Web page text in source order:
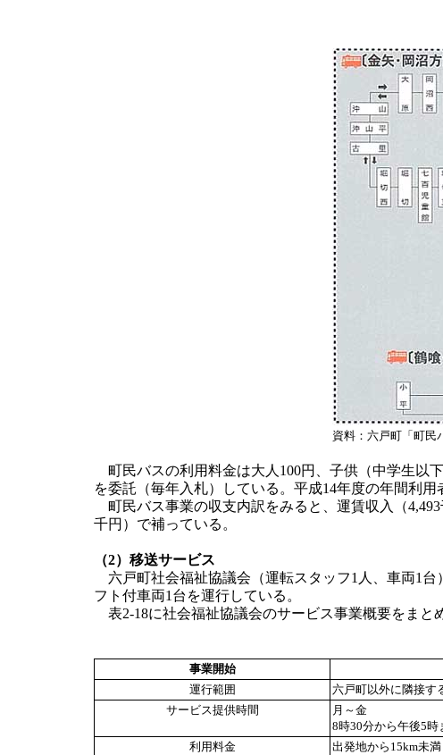
資料：六戸町「町民
町民バスの利用料金は大人100円、子供（中学生以
を委託（毎年入札）している。平成14年度の年間利用
町民バス事業の収支内訳をみると、運賃収入（
千円）で補っている。
（2）移送サービス
六戸町社会福祉協議会（運転スタッフ1人、車両1台
フト付車両1台を運行している。
表2-18に社会福祉協議会のサービス事業概要をまと
事業開始
運行範囲
六戸町以外に隣接す
サービス提供時間
月～金
8時30分から午後5時
利用料金
出発地から15km未満